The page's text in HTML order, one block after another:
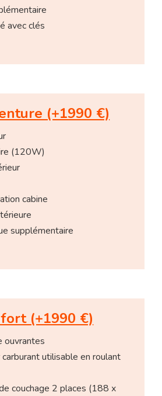
avec clés
(+1990 €)
(120W)
cabine
supplémentaire
(+1990 €)
ouvrantes
utilisable en roulant
couchage 2 places (188 x